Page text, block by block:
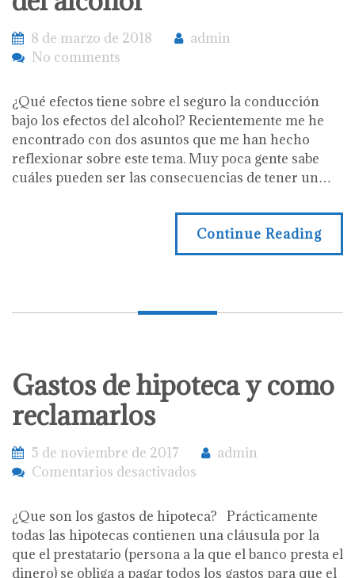
8 de marzo de 2018
admin
No comments
¿Qué efectos tiene sobre el seguro la conducción
bajo los efectos del alcohol? Recientemente me he
encontrado con dos asuntos que me han hecho
reflexionar sobre este tema. Muy poca gente sabe
cuáles pueden ser las consecuencias de tener un…
Continue Reading
Gastos de hipoteca y como
reclamarlos
5 de noviembre de 2017
admin
Comentarios desactivados
hipoteca
y
como
¿Que son los gastos de hipoteca? Prácticamente
todas las hipotecas contienen una cláusula por la
que el prestatario (persona a la que el banco presta el
dinero) se obliga a pagar todos los gastos para que el